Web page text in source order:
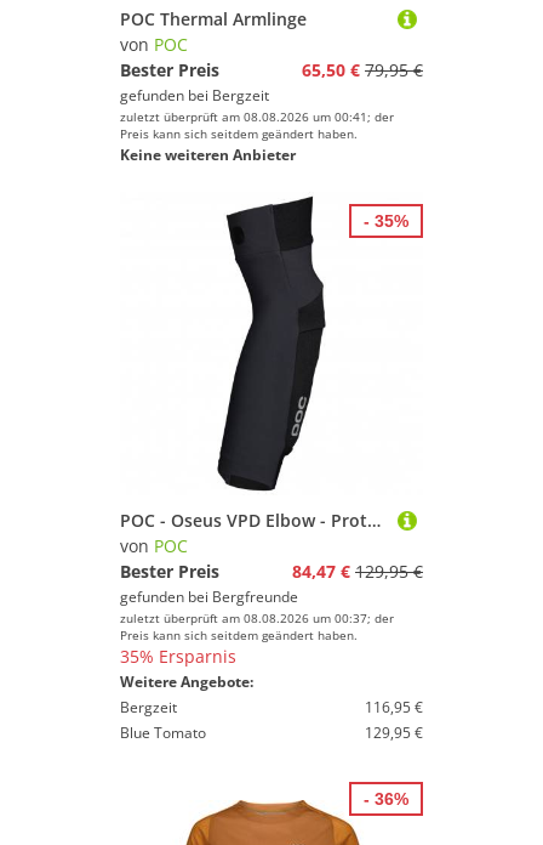
POC Thermal Armlinge
von POC
Bester Preis
65,50 € 79,95 €
gefunden bei Bergzeit
zuletzt überprüft am 08.08.2026 um 00:41; der
Preis kann sich seitdem geändert haben.
Keine weiteren Anbieter
POC - Oseus VPD Elbow - Protektor Gr XL schwarz
von POC
Bester Preis
84,47 € 129,95 €
gefunden bei Bergfreunde
zuletzt überprüft am 08.08.2026 um 00:37; der
Preis kann sich seitdem geändert haben.
35% Ersparnis
Weitere Angebote:
Bergzeit
116,95 €
Blue Tomato
129,95 €
- 35%
- 36%